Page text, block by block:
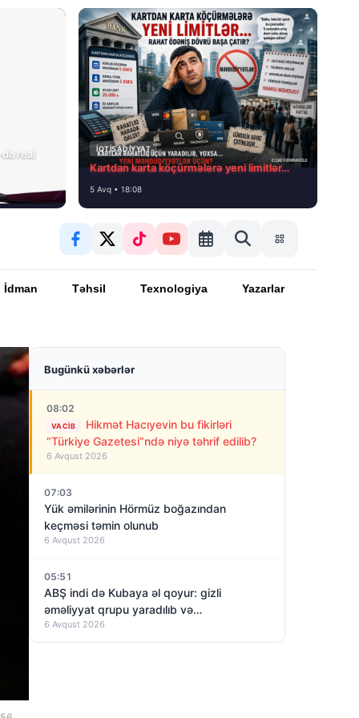
real İQTISADIYYAT
Kartdan karta köçürmələrə yeni limitlər…
5 Avq • 18:08
İdman Təhsil Texnologiya Yazarlar
Bugünkü xəbərlər
08:02
VACIB
Hikmət Hacıyevin bu fikirləri
“Türkiye Gazetesi”ndə niyə təhrif edilib?
6 Avqust 2026
07:03
Yük əmilərinin Hörmüz boğazından
keçməsi təmin olunub
6 Avqust 2026
05:51
ABŞ indi də Kubaya əl qoyur: gizli
əməliyyat qrupu yaradılıb və…
6 Avqust 2026